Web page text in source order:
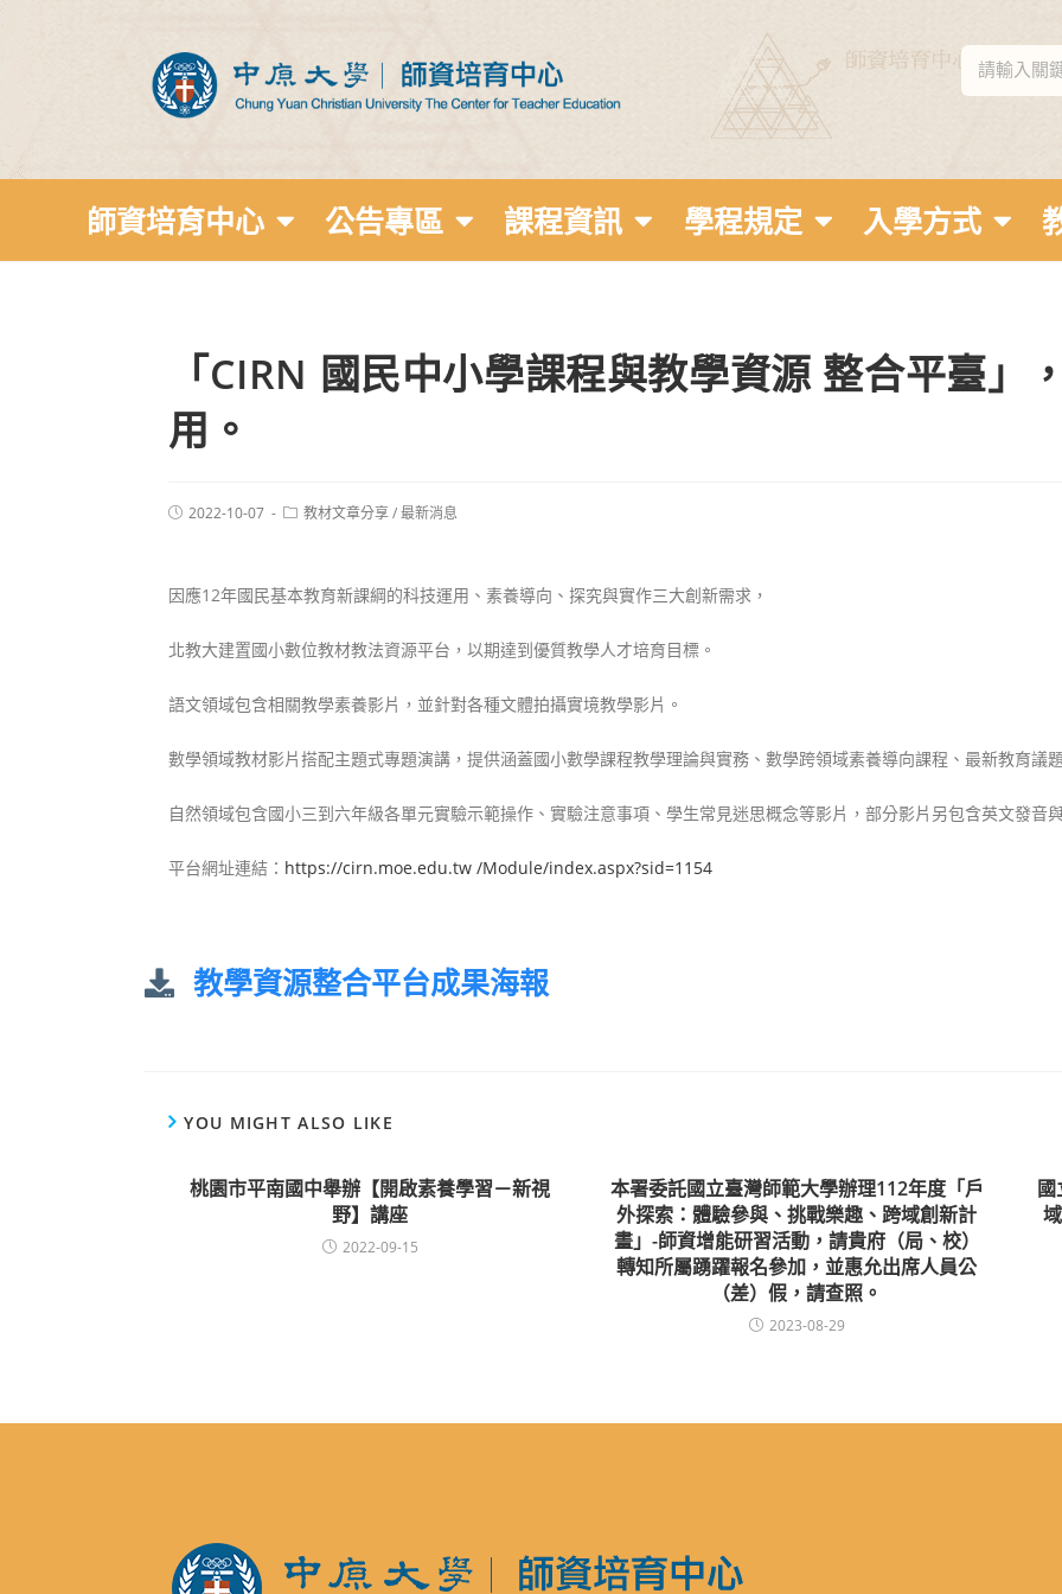
師資培育中心 公告專區 課程資訊 學程規定 入學方式
「CIRN 國民中小學課程與教學資源 整合平臺」
用。
2022-10-07 教材文章分享/最新消息
因應12年國民基本教育新課綱的科技運用、素養導向、探究與實作三大創新需求，
北教大建置國小數位教材教法資源平台，以期達到優質教學人才培育目標。
語文領域包含相關教學素養影片，並針對各種文體拍攝實境教學影片 。
數學領域教材影片搭配主題式專題演講，提供涵蓋國小數學課程教學理論與實務、數學跨領域素養導向課程、最新教育議
自然領域包含國小三到六年級各單元實驗示範操作、實驗注意事項、學生常見迷思概念等影片，部分影片另包含英文發音
平台網址連結： https://cirn.moe.edu.tw /Module/index.aspx?sid=1154
教學資源整合平台成果海報
YOU MIGHT ALSO LIKE
桃園市平南國中舉辦【開啟素養學習－新視
野】講座
2022-09-15
本署委託國立臺灣師範大學辦理112年度「戶
外探索：體驗參與、挑戰樂趣、跨域創新計
畫」-師資增能研習活動，請貴府（局、校）
轉知所屬踴躍報名參加，並惠允出席人員公
（差）假，請查照。
2023-08-29
國